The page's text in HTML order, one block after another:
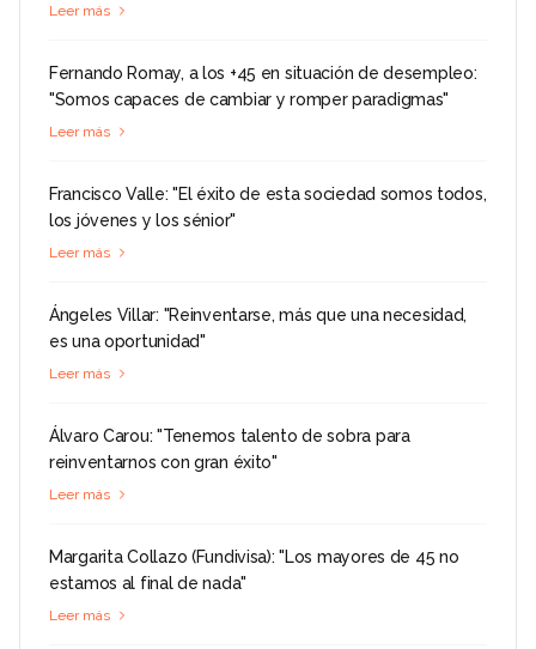
Leer más
Fernando Romay, a los +45 en situación de desempleo:
"Somos capaces de cambiar y romper paradigmas"
Leer más
Francisco Valle: "El éxito de esta sociedad somos todos,
los jóvenes y los sénior"
Leer más
Ángeles Villar: "Reinventarse, más que una necesidad,
es una oportunidad"
Leer más
Álvaro Carou: "Tenemos talento de sobra para
reinventarnos con gran éxito"
Leer más
Margarita Collazo (Fundivisa): "Los mayores de 45 no
estamos al final de nada"
Leer más